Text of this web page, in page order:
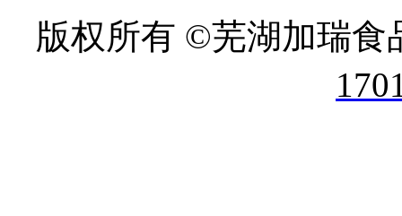
版权所有 ©芜湖加瑞